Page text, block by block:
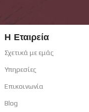
Η Εταιρεία
Σχετικά με εμάς
Υπηρεσίες
Επικοινωνία
Blog